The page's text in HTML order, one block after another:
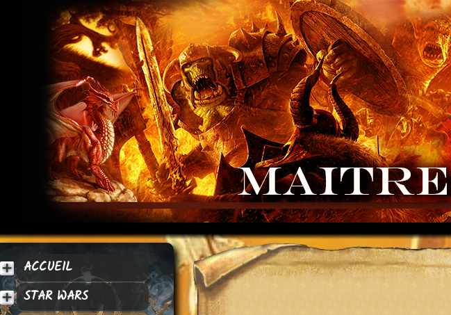
ACCUEIL
STAR WARS